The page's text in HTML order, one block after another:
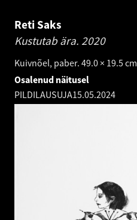
Reti Saks
Kustutab ära. 2020
Kuivnõel, paber. 49.0 × 19.5 cm
Osalenud näitusel
PILDILAUSUJA15.05.2024